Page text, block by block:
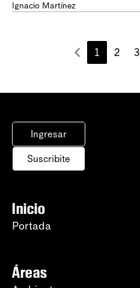
Ignacio Martínez
1 2 3
Ingresar
Suscribite
Inicio
Portada
Áreas